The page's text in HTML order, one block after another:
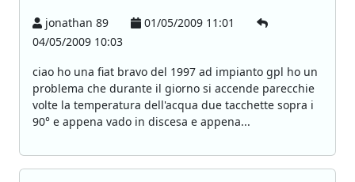
jonathan 89
01/05/2009 11:01
04/05/2009 10:03
ciao ho una fiat bravo del 1997 ad impianto gpl ho un
problema che durante il giorno si accende parecchie
volte la temperatura dell'acqua due tacchette sopra i
90° e appena vado in discesa e appena...